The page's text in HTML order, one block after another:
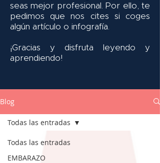
seas mejor profesional. Por ello, te
pedimos que nos cites si coges
algún artículo o infografía.
¡Gracias y disfruta leyendo y
aprendiendo!
Blog
Todas las entradas
EMBARAZO
Todas las entradas